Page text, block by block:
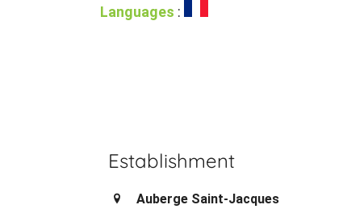
Languages :
Establishment
Auberge Saint-Jacques